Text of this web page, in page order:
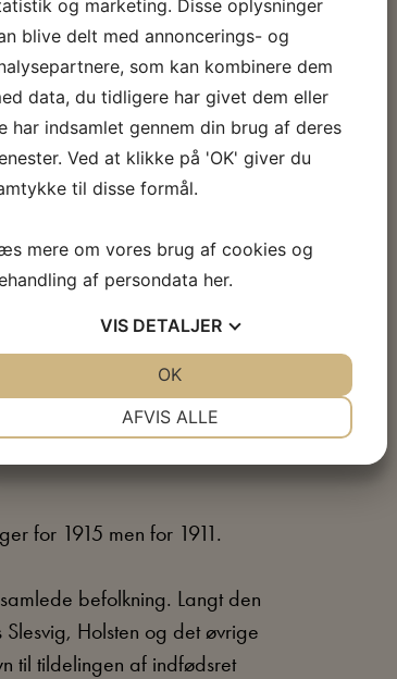
i 1912 og til lovens vedtagelse
stede. Og i periodens
gennem
om valgrettens
et tilfælde med en
sig med en dansk kvinde, de
var hans ansøgning om
af myndighederne i
var, at manden en række år
Derfor var det
var værdig til at få tildelt
valgretten og deltagelsen i
for 1915 men for 1911.
befolkning. Langt den
Holsten og det øvrige
til tildelingen af indfødsret
og marketing. Disse oplysninger
blive delt med annoncerings- og
som kan kombinere dem
data, du tidligere har givet dem eller
har indsamlet gennem din brug af deres
Ved at klikke på 'OK' giver du
til disse formål.
mere om vores brug af cookies og
af persondata her.
VIS DETALJER
AFVIS ALLE
OK